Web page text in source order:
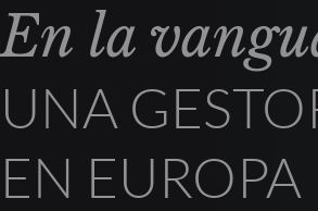
En la
UNA
EN EUROPA